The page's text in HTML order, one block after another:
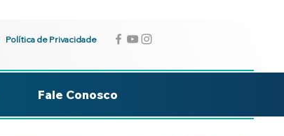
Política de Privacidade
Fale Conosco